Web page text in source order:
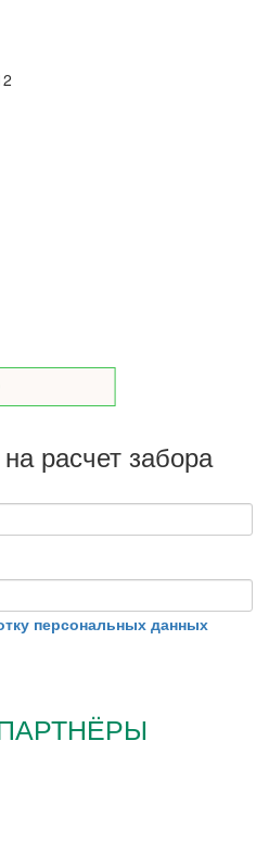
расчет забора
персональных данных